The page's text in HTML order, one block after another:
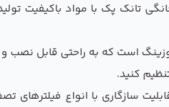
تانک پک با مواد باکیفیت تولید
است که به راحتی قابل نصب
کنید.
سازگاری با انواع فیلترهای